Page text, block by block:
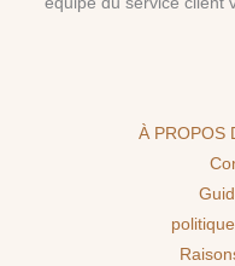
À PROPOS